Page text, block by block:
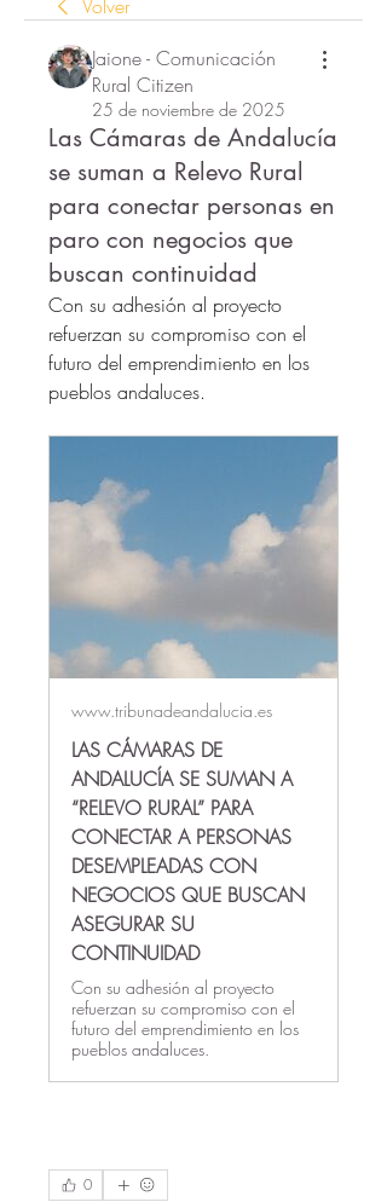
Volver
Jaione - Comunicación
Rural Citizen
25 de noviembre de 2025
Las Cámaras de Andalucía
se suman a Relevo Rural
para conectar personas en
paro con negocios que
buscan continuidad
Con su adhesión al proyecto
refuerzan su compromiso con el
futuro del emprendimiento en los
pueblos andaluces.
www.tribunadeandalucia.es
LAS CÁMARAS DE
ANDALUCÍA SE SUMAN A
“RELEVO RURAL” PARA
CONECTAR A PERSONAS
DESEMPLEADAS CON
NEGOCIOS QUE BUSCAN
ASEGURAR SU
CONTINUIDAD
Con su adhesión al proyecto
refuerzan su compromiso con el
futuro del emprendimiento en los
pueblos andaluces.
0